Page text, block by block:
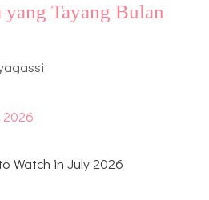
Tayang Bulan
Watch in July 2026